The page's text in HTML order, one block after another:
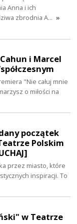
Anna i ich
zbrodnia A… »
i Marcel
"Nie całuj mnie
o miłości na
początek
Polskim
przez miasto, które
inspiracji. To
w Teatrze